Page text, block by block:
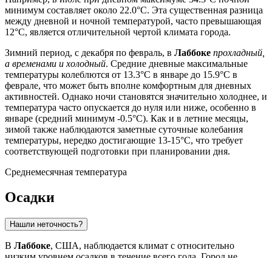
минимум составляет около 22.0°C. Эта существенная разница
между дневной и ночной температурой, часто превышающая
12°C, является отличительной чертой климата города.
Зимний период, с декабря по февраль, в Лаббоке прохладный,
а временами и холодный. Средние дневные максимальные
температуры колеблются от 13.3°C в январе до 15.9°C в
феврале, что может быть вполне комфортным для дневных
активностей. Однако ночи становятся значительно холоднее, и
температура часто опускается до нуля или ниже, особенно в
январе (средний минимум -0.5°C). Как и в летние месяцы,
зимой также наблюдаются заметные суточные колебания
температуры, нередко достигающие 13-15°C, что требует
соответствующей подготовки при планировании дня.
Среднемесячная температура
Осадки
Нашли неточность?
В Лаббоке, США, наблюдается климат с относительно